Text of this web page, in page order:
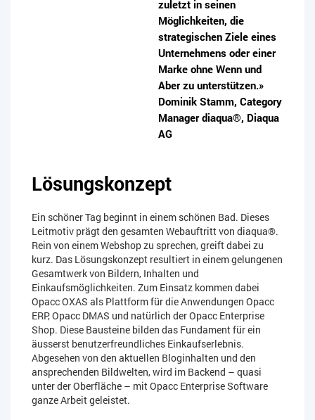
zuletzt in seinen
Möglichkeiten, die
strategischen Ziele eines
Unternehmens oder einer
Marke ohne Wenn und
Aber zu unterstützen.»
Dominik Stamm, Category
Manager diaqua®, Diaqua
AG
Lösungskonzept
Ein schöner Tag beginnt in einem schönen Bad. Dieses
Leitmotiv prägt den gesamten Webauftritt von diaqua®.
Rein von einem Webshop zu sprechen, greift dabei zu
kurz. Das Lösungskonzept resultiert in einem gelungenen
Gesamtwerk von Bildern, Inhalten und
Einkaufsmöglichkeiten. Zum Einsatz kommen dabei
Opacc OXAS als Plattform für die Anwendungen Opacc
ERP, Opacc DMAS und natürlich der Opacc Enterprise
Shop. Diese Bausteine bilden das Fundament für ein
äusserst benutzerfreundliches Einkaufserlebnis.
Abgesehen von den aktuellen Bloginhalten und den
ansprechenden Bildwelten, wird im Backend – quasi
unter der Oberfläche – mit Opacc Enterprise Software
ganze Arbeit geleistet.